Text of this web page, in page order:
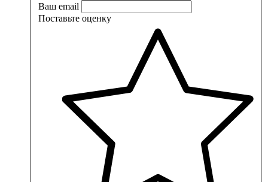
Ваш email
Поставьте оценку